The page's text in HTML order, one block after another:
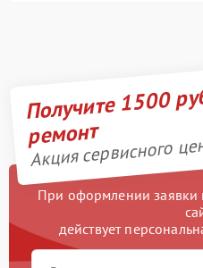
Получите 1500
ремонт
Акция сервисного
При оформлении заявки
действует